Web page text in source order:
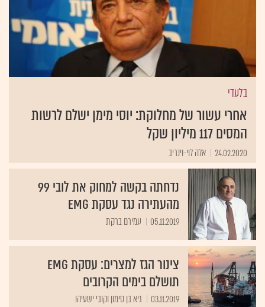
בלעדי
אחרי עשור של מחלוקת: יוסי מימן ישלם לרשות
המסים 117 מיליון שקל
24.02.2020 אלה לוי-וינריב
נדחתה בקשה למחוק את לובי 99
מהעתירה נגד עסקת EMG
05.11.2019 עמירם ברקת
צינור הגז למצרים: עסקת EMG
תושלם בימים הקרובים
03.11.2019 גיא בן סימון וקובי ישעיהו